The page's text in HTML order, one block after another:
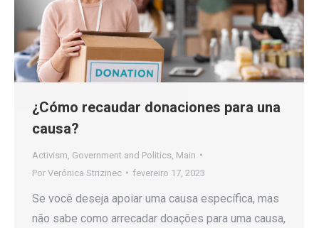
¿Cómo recaudar donaciones para una
causa?
Activism Government and Politics Main
Por Verónica Strizinec fevereiro 17, 2023
Se você deseja apoiar uma causa específica, mas
não sabe como arrecadar doações para uma causa,